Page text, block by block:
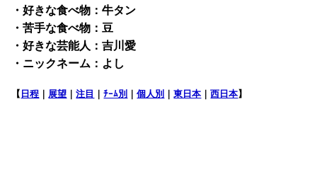
・好きな食べ物：牛タン
・苦手な食べ物：豆
・好きな芸能人：吉川愛
・ニックネーム：よし
【 日程 ｜ 展望 ｜注目 ｜ﾁｰﾑ別 ｜個人別 ｜東日本 ｜西日本】